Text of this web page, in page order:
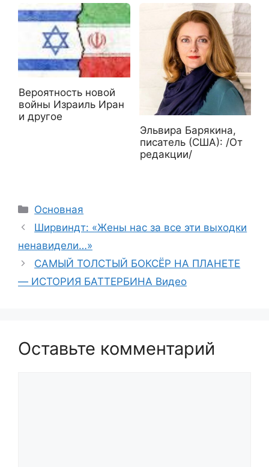
Вероятность новой
войны Израиль Иран
и другое
Эльвира Барякина,
писатель (США): /От
редакции/
Рубрики
Основная
Ширвиндт: «Жены нас за все эти выходки
ненавидели…»
САМЫЙ ТОЛСТЫЙ БОКСЁР НА ПЛАНЕТЕ
— ИСТОРИЯ БАТТЕРБИНА Видео
Оставьте комментарий